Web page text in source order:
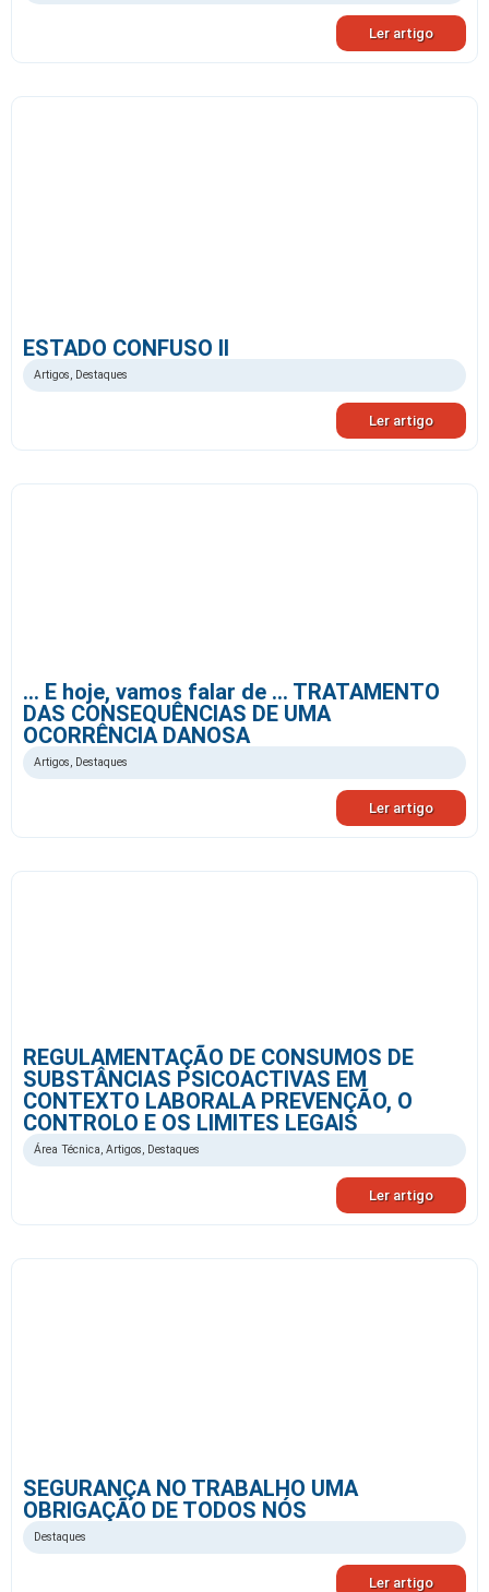
Ler artigo
ESTADO CONFUSO II
Artigos, Destaques
Ler artigo
… E hoje, vamos falar de … TRATAMENTO
DAS CONSEQUÊNCIAS DE UMA
OCORRÊNCIA DANOSA
Artigos, Destaques
Ler artigo
REGULAMENTAÇÃO DE CONSUMOS DE
SUBSTÂNCIAS PSICOACTIVAS EM
CONTEXTO LABORALA PREVENÇÃO, O
CONTROLO E OS LIMITES LEGAIS
Área Técnica, Artigos, Destaques
Ler artigo
SEGURANÇA NO TRABALHO UMA
OBRIGAÇÃO DE TODOS NÓS
Destaques
Ler artigo